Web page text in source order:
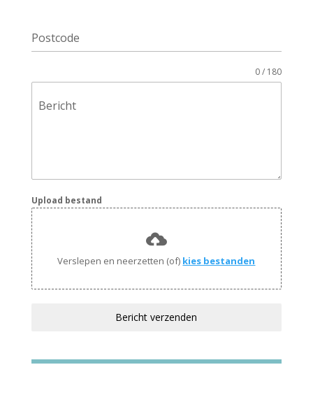
Postcode
Bericht
0 / 180
Upload bestand
Verslepen en neerzetten (of) kies bestanden
Bericht verzenden